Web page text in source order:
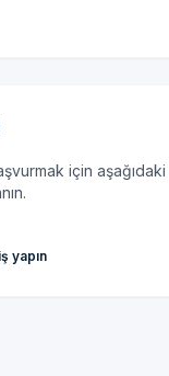
için aşağıdaki
yapın